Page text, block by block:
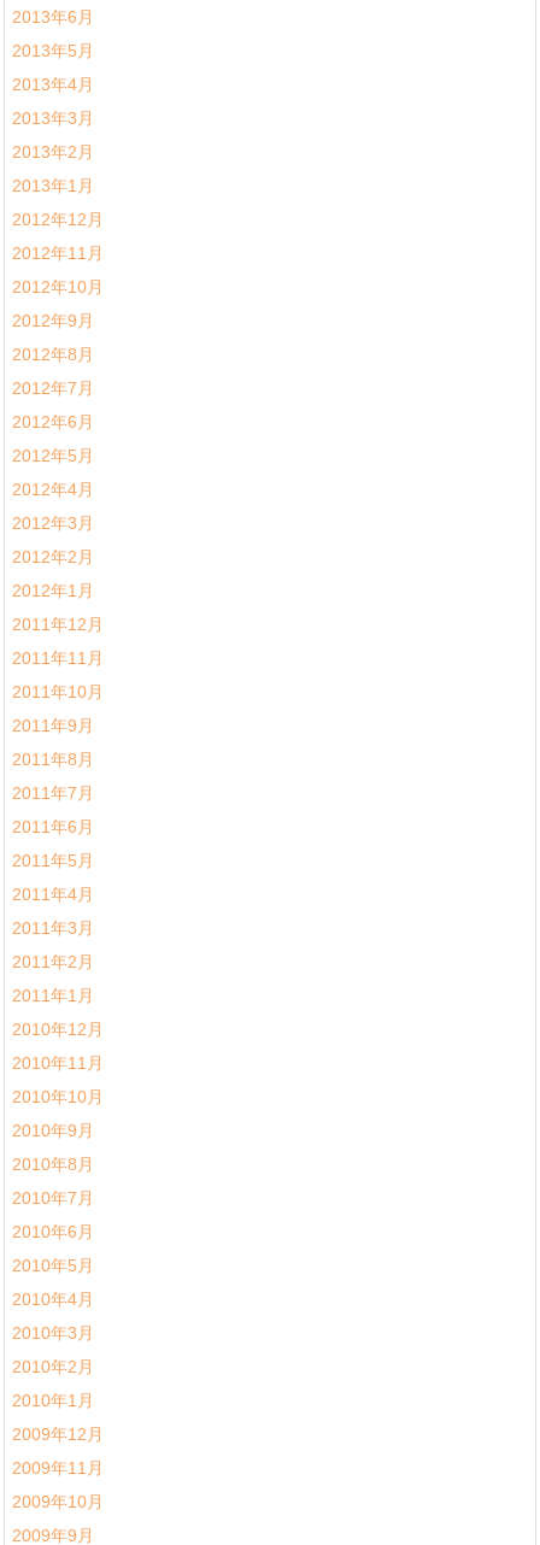
2013年6月
2013年5月
2013年4月
2013年3月
2013年2月
2013年1月
2012年12月
2012年11月
2012年10月
2012年9月
2012年8月
2012年7月
2012年6月
2012年5月
2012年4月
2012年3月
2012年2月
2012年1月
2011年12月
2011年11月
2011年10月
2011年9月
2011年8月
2011年7月
2011年6月
2011年5月
2011年4月
2011年3月
2011年2月
2011年1月
2010年12月
2010年11月
2010年10月
2010年9月
2010年8月
2010年7月
2010年6月
2010年5月
2010年4月
2010年3月
2010年2月
2010年1月
2009年12月
2009年11月
2009年10月
2009年9月